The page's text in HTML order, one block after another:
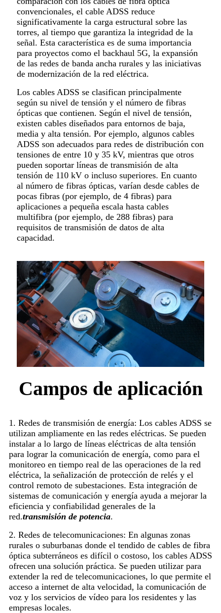
convencionales, el cable ADSS reduce
significativamente la carga estructural sobre las
torres, al tiempo que garantiza la integridad de la
señal. Esta característica es de suma importancia
para proyectos como el backhaul 5G, la expansión
de las redes de banda ancha rurales y las iniciativas
de modernización de la red eléctrica.
Los cables ADSS se clasifican principalmente
según su nivel de tensión y el número de fibras
ópticas que contienen. Según el nivel de tensión,
existen cables diseñados para entornos de baja,
media y alta tensión. Por ejemplo, algunos cables
ADSS son adecuados para redes de distribución con
tensiones de entre 10 y 35 kV, mientras que otros
pueden soportar líneas de transmisión de alta
tensión de 110 kV o incluso superiores. En cuanto
al número de fibras ópticas, varían desde cables de
pocas fibras (por ejemplo, de 4 fibras) para
aplicaciones a pequeña escala hasta cables
multifibra (por ejemplo, de 288 fibras) para
requisitos de transmisión de datos de alta
capacidad.
Campos de aplicación
1. Redes de transmisión de energía: Los cables ADSS se
utilizan ampliamente en las redes eléctricas. Se pueden
instalar a lo largo de líneas eléctricas de alta tensión
para lograr la comunicación de energía, como para el
monitoreo en tiempo real de las operaciones de la red
eléctrica, la señalización de protección de relés y el
control remoto de subestaciones. Esta integración de
sistemas de comunicación y energía ayuda a mejorar la
eficiencia y confiabilidad generales de la
red.transmisión de potencia.
2. Redes de telecomunicaciones: En algunas zonas
rurales o suburbanas donde el tendido de cables de fibra
óptica subterráneos es difícil o costoso, los cables ADSS
ofrecen una solución práctica. Se pueden utilizar para
extender la red de telecomunicaciones, lo que permite el
acceso a internet de alta velocidad, la comunicación de
voz y los servicios de vídeo para los residentes y las
empresas locales.